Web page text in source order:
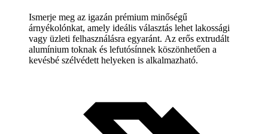
Ismerje meg az igazán prémium minőségű
árnyékolónkat, amely ideális választás lehet lakossági
vagy üzleti felhasználásra egyaránt. Az erős extrudált
alumínium toknak és lefutósínnek köszönhetően a
kevésbé szélvédett helyeken is alkalmazható.